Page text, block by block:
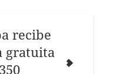
recibe
gratuita